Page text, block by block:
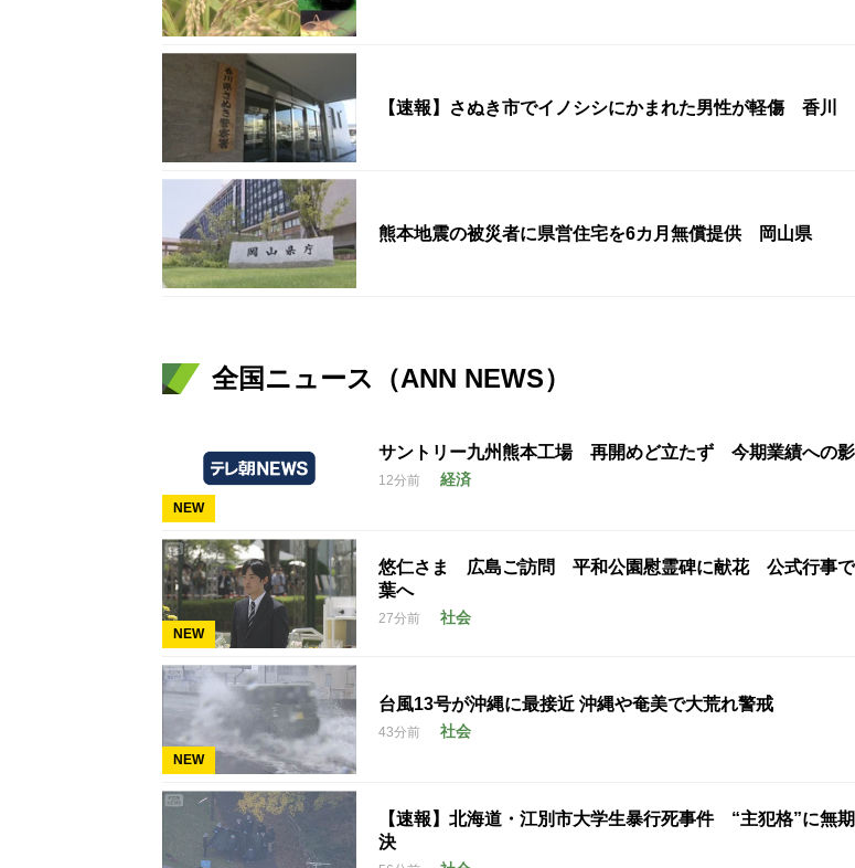
【速報】さぬき市でイノシシにかまれた男性が軽傷 香川
熊本地震の被災者に県営住宅を6カ月無償提供 岡山県
全国ニュース（ANN NEWS）
NEW
サントリー九州熊本工場 再開めど立たず 今期業績への影
12分前 経済
NEW
悠仁さま 広島ご訪問 平和公園慰霊碑に献花 公式行事で
葉へ
27分前 社会
NEW
台風13号が沖縄に最接近 沖縄や奄美で大荒れ警戒
43分前 社会
【速報】北海道・江別市大学生暴行死事件 “主犯格”に無
決